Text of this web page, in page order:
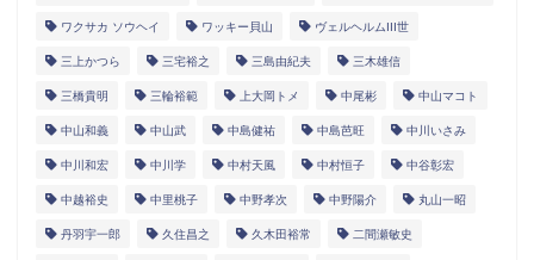
ワクサカ ソウヘイ ワッキー貝山 ヴェルヘルムIII世
三上かつら 三宅裕之 三島由紀夫 三木雄信
三橋貴明 三輪裕範 上大岡トメ 中尾彬 中山マコト
中山和義 中山武 中島健祐 中島芭旺 中川いさみ
中川和宏 中川学 中村天風 中村恒子 中谷彰宏
中越裕史 中里桃子 中野孝次 中野陽介 丸山一昭
丹羽宇一郎 久住昌之 久木田裕常 二間瀬敏史